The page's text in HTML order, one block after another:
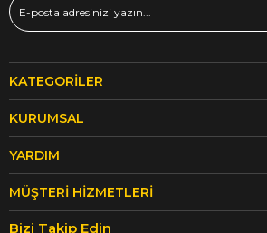
KATEGORILER
KURUMSAL
YARDIM
MÜŞTERI HIZMETLERI
Bizi Takip Edin